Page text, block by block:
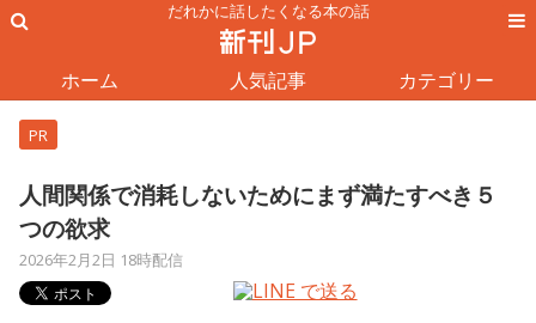
だれかに話したくなる本の話
ホーム 人気記事 カテゴリー
PR
人間関係で消耗しないためにまず満たすべき５
つの欲求
2026年2月2日 18時配信